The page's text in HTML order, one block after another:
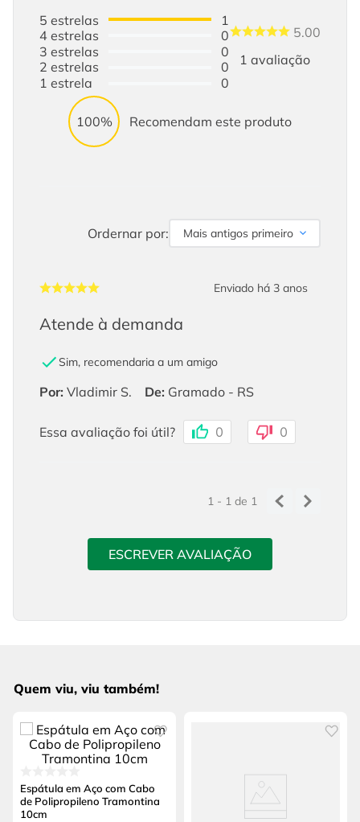
5estrelas
4estrelas
3estrelas
2estrelas
1estrela
1
0
0
0
0
5.00
1avaliação
100% Recomendam este produto
Ordernar por: Mais antigos primeiro
Enviado há 3 anos
Atende à demanda
Sim, recomendaria a um amigo
Por: Vladimir S. De: Gramado - RS
Essa avaliação foi útil? 0 0
1 - 1de 1
ESCREVER AVALIAÇÃO
Quem viu, viu também!
Espátula em Aço com Cabo
de Polipropileno Tramontina
10cm